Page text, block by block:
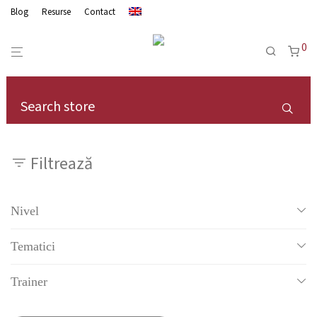
Blog Resurse Contact
0
Filtrează
Nivel
Tematici
Trainer